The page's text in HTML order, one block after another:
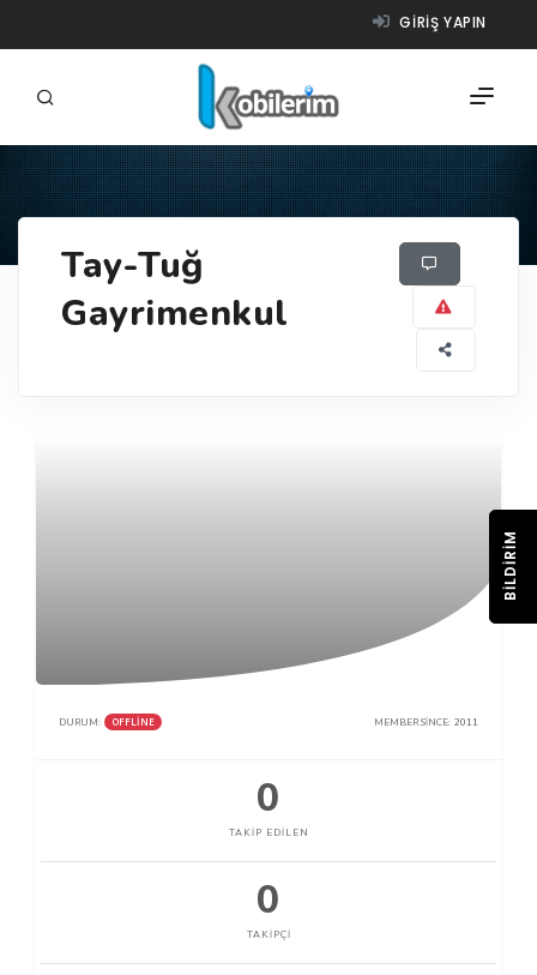
GIRIŞ YAPIN
ÜRÜNLER
NASIL ÇALIŞIR?
Tay-Tuğ
Gayrimenkul
DURUM: OFFLINE MEMBER SINCE: 2011
0
TAKIP EDILEN
0
TAKIPÇI
BILDIRIM